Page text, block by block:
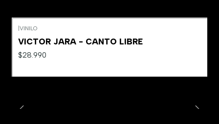
VINILO
VICTOR JARA - CANTO LIBRE
$28.990